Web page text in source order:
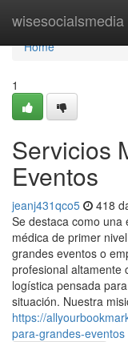
wisesocialsmedia
Home
Home
1
Servicios
Eventos
jeanj431qco5 418
Se destaca como una
médica de primer
grandes eventos o
profesional altamente
logística pensada
situación. Nuestra
https://
para-grandes-eventos